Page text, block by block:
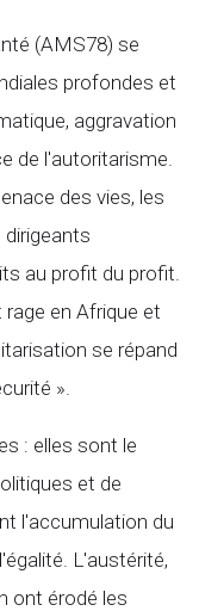
(AMS78) se
profondes et
aggravation
de l'autoritarisme.
des vies, les
au profit du profit.
en Afrique et
se répand
».
: elles sont le
et de
l'accumulation du
L'austérité,
ont érodé les